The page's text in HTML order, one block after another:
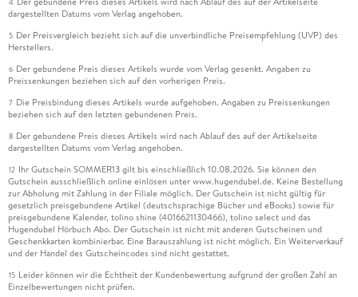
4
dargestellten Datums vom Verlag angehoben.
5 Der Preisvergleich bezieht sich auf die unverbindliche Preisempfehlung (UVP) des
Herstellers.
6 Der gebundene Preis dieses Artikels wurde vom Verlag gesenkt. Angaben zu
Preissenkungen beziehen sich auf den vorherigen Preis.
7 Die Preisbindung dieses Artikels wurde aufgehoben. Angaben zu Preissenkungen
beziehen sich auf den letzten gebundenen Preis.
8 Der gebundene Preis dieses Artikels wird nach Ablauf des auf der Artikelseite
dargestellten Datums vom Verlag angehoben.
12 Ihr Gutschein SOMMER13 gilt bis einschließlich 10.08.2026. Sie können den
Gutschein ausschließlich online einlösen unter www.hugendubel.de. Keine Bestellung
zur Abholung mit Zahlung in der Filiale möglich. Der Gutschein ist nicht gültig für
gesetzlich preisgebundene Artikel (deutschsprachige Bücher und eBooks) sowie für
preisgebundene Kalender, tolino shine (4016621130466), tolino select und das
Hugendubel Hörbuch Abo. Der Gutschein ist nicht mit anderen Gutscheinen und
Geschenkkarten kombinierbar. Eine Barauszahlung ist nicht möglich. Ein Weiterverkauf
und der Handel des Gutscheincodes sind nicht gestattet.
15 Leider können wir die Echtheit der Kundenbewertung aufgrund der großen Zahl an
Einzelbewertungen nicht prüfen.